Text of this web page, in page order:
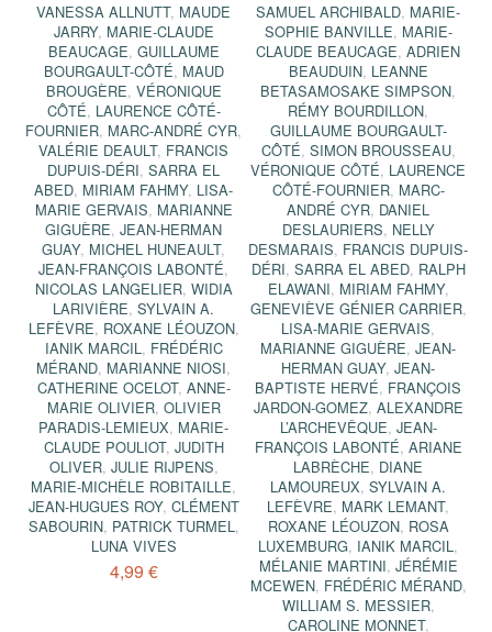
VANESSA ALLNUTT, MAUDE
JARRY, MARIE-CLAUDE
BEAUCAGE, GUILLAUME
BOURGAULT-CÔTÉ, MAUD
BROUGÈRE, VÉRONIQUE
CÔTÉ, LAURENCE CÔTÉ-
FOURNIER, MARC-ANDRÉ CYR,
VALÉRIE DEAULT, FRANCIS
DUPUIS-DÉRI,SARRA EL
ABED, MIRIAM FAHMY, LISA-
MARIE GERVAIS, MARIANNE
GIGUÈRE,JEAN-HERMAN
GUAY, MICHEL HUNEAULT,
JEAN-FRANÇOIS LABONTÉ,
NICOLAS LANGELIER, WIDIA
LARIVIÈRE,SYLVAIN A.
LEFÈVRE, ROXANE LÉOUZON,
IANIK MARCIL, FRÉDÉRIC
MÉRAND, MARIANNE NIOSI,
CATHERINE OCELOT, ANNE-
MARIE OLIVIER, OLIVIER
PARADIS-LEMIEUX, MARIE-
CLAUDE POULIOT, JUDITH
OLIVER, JULIE RIJPENS,
MARIE-MICHÈLE ROBITAILLE,
JEAN-HUGUES ROY, CLÉMENT
SABOURIN, PATRICK TURMEL,
LUNA VIVES
4,99 €
SAMUEL ARCHIBALD, MARIE-
SOPHIE BANVILLE, MARIE-
CLAUDE BEAUCAGE,ADRIEN
BEAUDUIN, LEANNE
BETASAMOSAKE SIMPSON,
RÉMY BOURDILLON,
GUILLAUME BOURGAULT-
CÔTÉ, SIMON BROUSSEAU,
VÉRONIQUE CÔTÉ, LAURENCE
CÔTÉ-FOURNIER, MARC-
ANDRÉ CYR, DANIEL
DESLAURIERS, NELLY
DESMARAIS, FRANCIS DUPUIS-
DÉRI, SARRA EL ABED, RALPH
ELAWANI, MIRIAM FAHMY,
GENEVIÈVE GÉNIER CARRIER,
LISA-MARIE GERVAIS,
MARIANNE GIGUÈRE,JEAN-
HERMAN GUAY,JEAN-
BAPTISTE HERVÉ, FRANÇOIS
JARDON-GOMEZ, ALEXANDRE
L’ARCHEVÊQUE, JEAN-
FRANÇOIS LABONTÉ, ARIANE
LABRÈCHE, DIANE
LAMOUREUX,SYLVAIN A.
LEFÈVRE, MARK LEMANT,
ROXANE LÉOUZON, ROSA
LUXEMBURG, IANIK MARCIL,
MÉLANIE MARTINI, JÉRÉMIE
MCEWEN, FRÉDÉRIC MÉRAND,
WILLIAM S. MESSIER,
CAROLINE MONNET,